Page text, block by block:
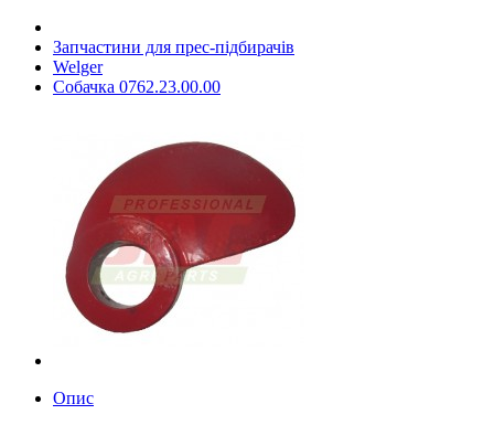
Запчастини для прес-підбирачів
Welger
Собачка 0762.23.00.00
Опис